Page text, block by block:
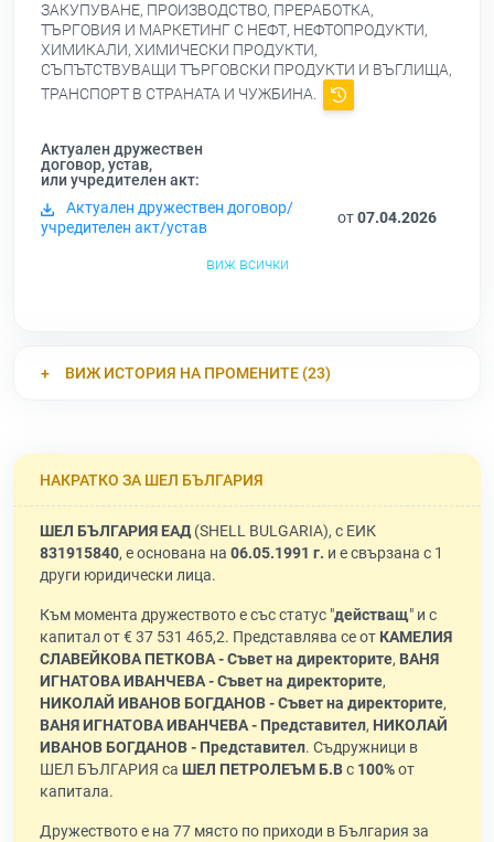
ЗАКУПУВАНЕ, ПРОИЗВОДСТВО, ПРЕРАБОТКА,
ТЪРГОВИЯ И МАРКЕТИНГ С НЕФТ, НЕФТОПРОДУКТИ,
ХИМИКАЛИ, ХИМИЧЕСКИ ПРОДУКТИ,
СЪПЪТСТВУВАЩИ ТЪРГОВСКИ ПРОДУКТИ И ВЪГЛИЩА,
ТРАНСПОРТ В СТРАНАТА И ЧУЖБИНА.
Актуален дружествен
договор, устав,
или учредителен акт:
Актуален дружествен договор/
учредителен акт/устав
от07.04.2026
виж всички
ВИЖ ИСТОРИЯ НА ПРОМЕНИТЕ (23)
НАКРАТКО ЗА ШЕЛ БЪЛГАРИЯ
ШЕЛ БЪЛГАРИЯ ЕАД(SHELL BULGARIA), с ЕИК
831915840, е основана на 06.05.1991 г. и е свързана с 1
други юридически лица.
Към момента дружеството е със статус "действащ" и с
капитал от € 37 531 465,2. Представлява се от КАМЕЛИЯ
СЛАВЕЙКОВА ПЕТКОВА - Съвет на директорите, ВАНЯ
ИГНАТОВА ИВАНЧЕВА - Съвет на директорите,
НИКОЛАЙ ИВАНОВ БОГДАНОВ - Съвет на директорите,
ВАНЯ ИГНАТОВА ИВАНЧЕВА - Представител, НИКОЛАЙ
ИВАНОВ БОГДАНОВ - Представител. Съдружници в
ШЕЛ БЪЛГАРИЯ са ШЕЛ ПЕТРОЛЕЪМ Б.Вс 100%от
капитала.
Дружеството е на 77 място по приходи в България за